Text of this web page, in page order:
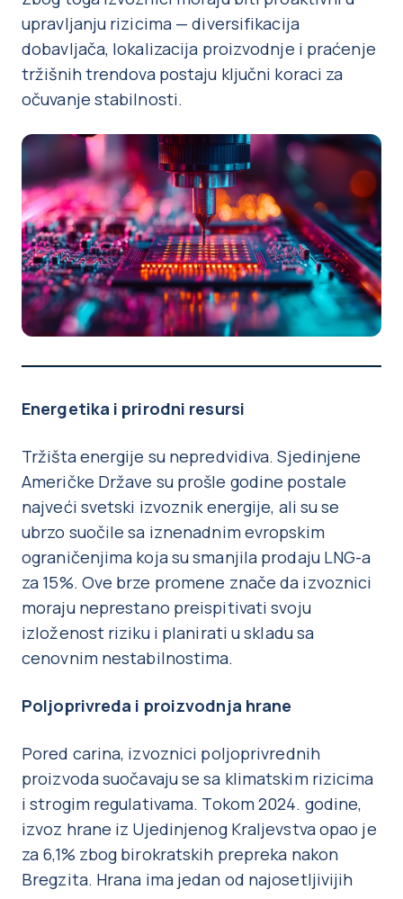
upravljanju rizicima — diversifikacija
dobavljača, lokalizacija proizvodnje i praćenje
tržišnih trendova postaju ključni koraci za
očuvanje stabilnosti.
Energetika i prirodni resursi
Tržišta energije su nepredvidiva. Sjedinjene
Američke Države su prošle godine postale
najveći svetski izvoznik energije, ali su se
ubrzo suočile sa iznenadnim evropskim
ograničenjima koja su smanjila prodaju LNG-a
za 15%. Ove brze promene znače da izvoznici
moraju neprestano preispitivati svoju
izloženost riziku i planirati u skladu sa
cenovnim nestabilnostima.
Poljoprivreda i proizvodnja hrane
Pored carina, izvoznici poljoprivrednih
proizvoda suočavaju se sa klimatskim rizicima
i strogim regulativama. Tokom 2024. godine,
izvoz hrane iz Ujedinjenog Kraljevstva opao je
za 6,1% zbog birokratskih prepreka nakon
Bregzita. Hrana ima jedan od najosetljivijih